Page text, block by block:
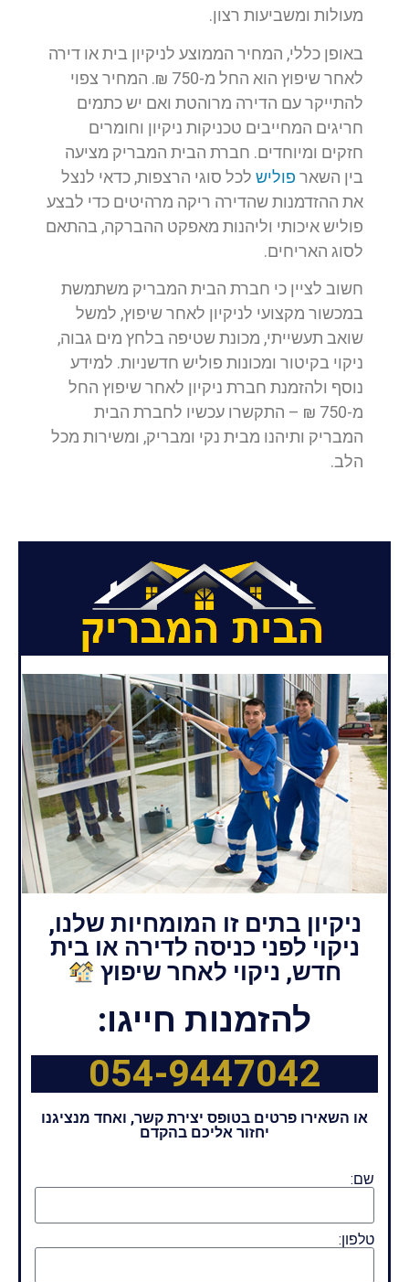
מעולות ומשביעות רצון.
באופן כללי, המחיר הממוצע לניקיון בית או דירה
לאחר שיפוץ הוא החל מ-750 ₪. המחיר צפוי
להתייקר עם הדירה מרוהטת ואם יש כתמים
חריגים המחייבים טכניקות ניקיון וחומרים
חזקים ומיוחדים. חברת הבית המבריק מציעה
בין השאר פוליש לכל סוגי הרצפות, כדאי לנצל
את ההזדמנות שהדירה ריקה מרהיטים כדי לבצע
פוליש איכותי וליהנות מאפקט ההברקה, בהתאם
לסוג האריחים.
חשוב לציין כי חברת הבית המבריק משתמשת
במכשור מקצועי לניקיון לאחר שיפוץ, למשל
שואב תעשייתי, מכונת שטיפה בלחץ מים גבוה,
ניקוי בקיטור ומכונות פוליש חדשניות. למידע
נוסף ולהזמנת חברת ניקיון לאחר שיפוץ החל
מ-750 ₪ – התקשרו עכשיו לחברת הבית
המבריק ותיהנו מבית נקי ומבריק, ומשירות מכל
הלב.
ניקיון בתים זו המומחיות שלנו,
ניקוי לפני כניסה לדירה או בית
חדש, ניקוי לאחר שיפוץ
להזמנות חייגו:
054-9447042
או השאירו פרטים בטופס יצירת קשר, ואחד מנציגנו
יחזור אליכם בהקדם
שם:
טלפון: